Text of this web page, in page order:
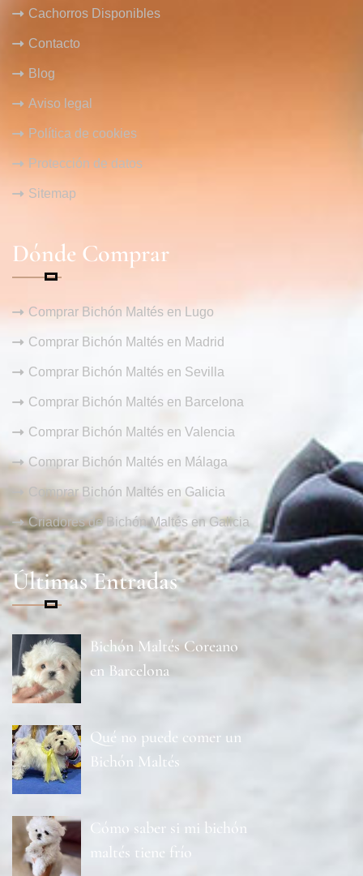
Cachorros Disponibles
Contacto
Blog
Aviso legal
Política de cookies
Protección de datos
Sitemap
Dónde Comprar
Comprar Bichón Maltés en Lugo
Comprar Bichón Maltés en Madrid
Comprar Bichón Maltés en Sevilla
Comprar Bichón Maltés en Barcelona
Comprar Bichón Maltés en Valencia
Comprar Bichón Maltés en Málaga
Comprar Bichón Maltés en Galicia
Criadores de Bichón Maltés en Galicia
Últimas Entradas
Bichón Maltés Coreano
en Barcelona
Qué no puede comer un
Bichón Maltés
Cómo saber si mi bichón
maltés tiene frío